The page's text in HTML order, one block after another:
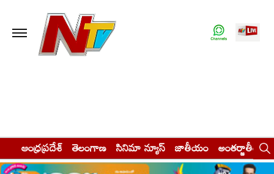
ఆంధ్రప్రదేశ్ తెలంగాణ సినిమా న్యూస్ జాతీయం అంతర్జాతీయం